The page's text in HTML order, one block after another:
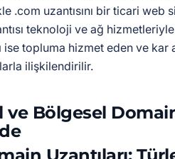
.com uzantısını bir ticari web
teknoloji ve ağ hizmetleriyle
ise topluma hizmet eden ve kar
ilişkilendirilir.
ve Bölgesel